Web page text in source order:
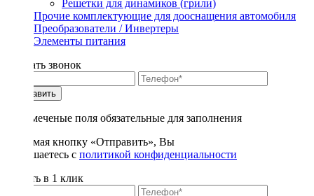
Решетки для динамиков (грили)
Прочие комплектующие для дооснащения автомобиля
Преобразователи / Инвертеры
Элементы питания
Заказать звонок
Отправить
* - отмеченые поля обязательные для заполнения
Нажимая кнопку «Отправить», Вы
соглашаетесь с политикой конфиденциальности
Купить в 1 клик